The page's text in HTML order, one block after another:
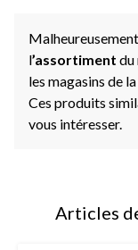
l’assortiment du
les magasins de
Ces produits
vous intéresser.
Articles